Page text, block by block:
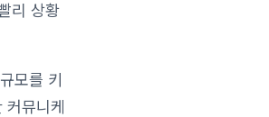
리 상황
모를 키
뮤니케